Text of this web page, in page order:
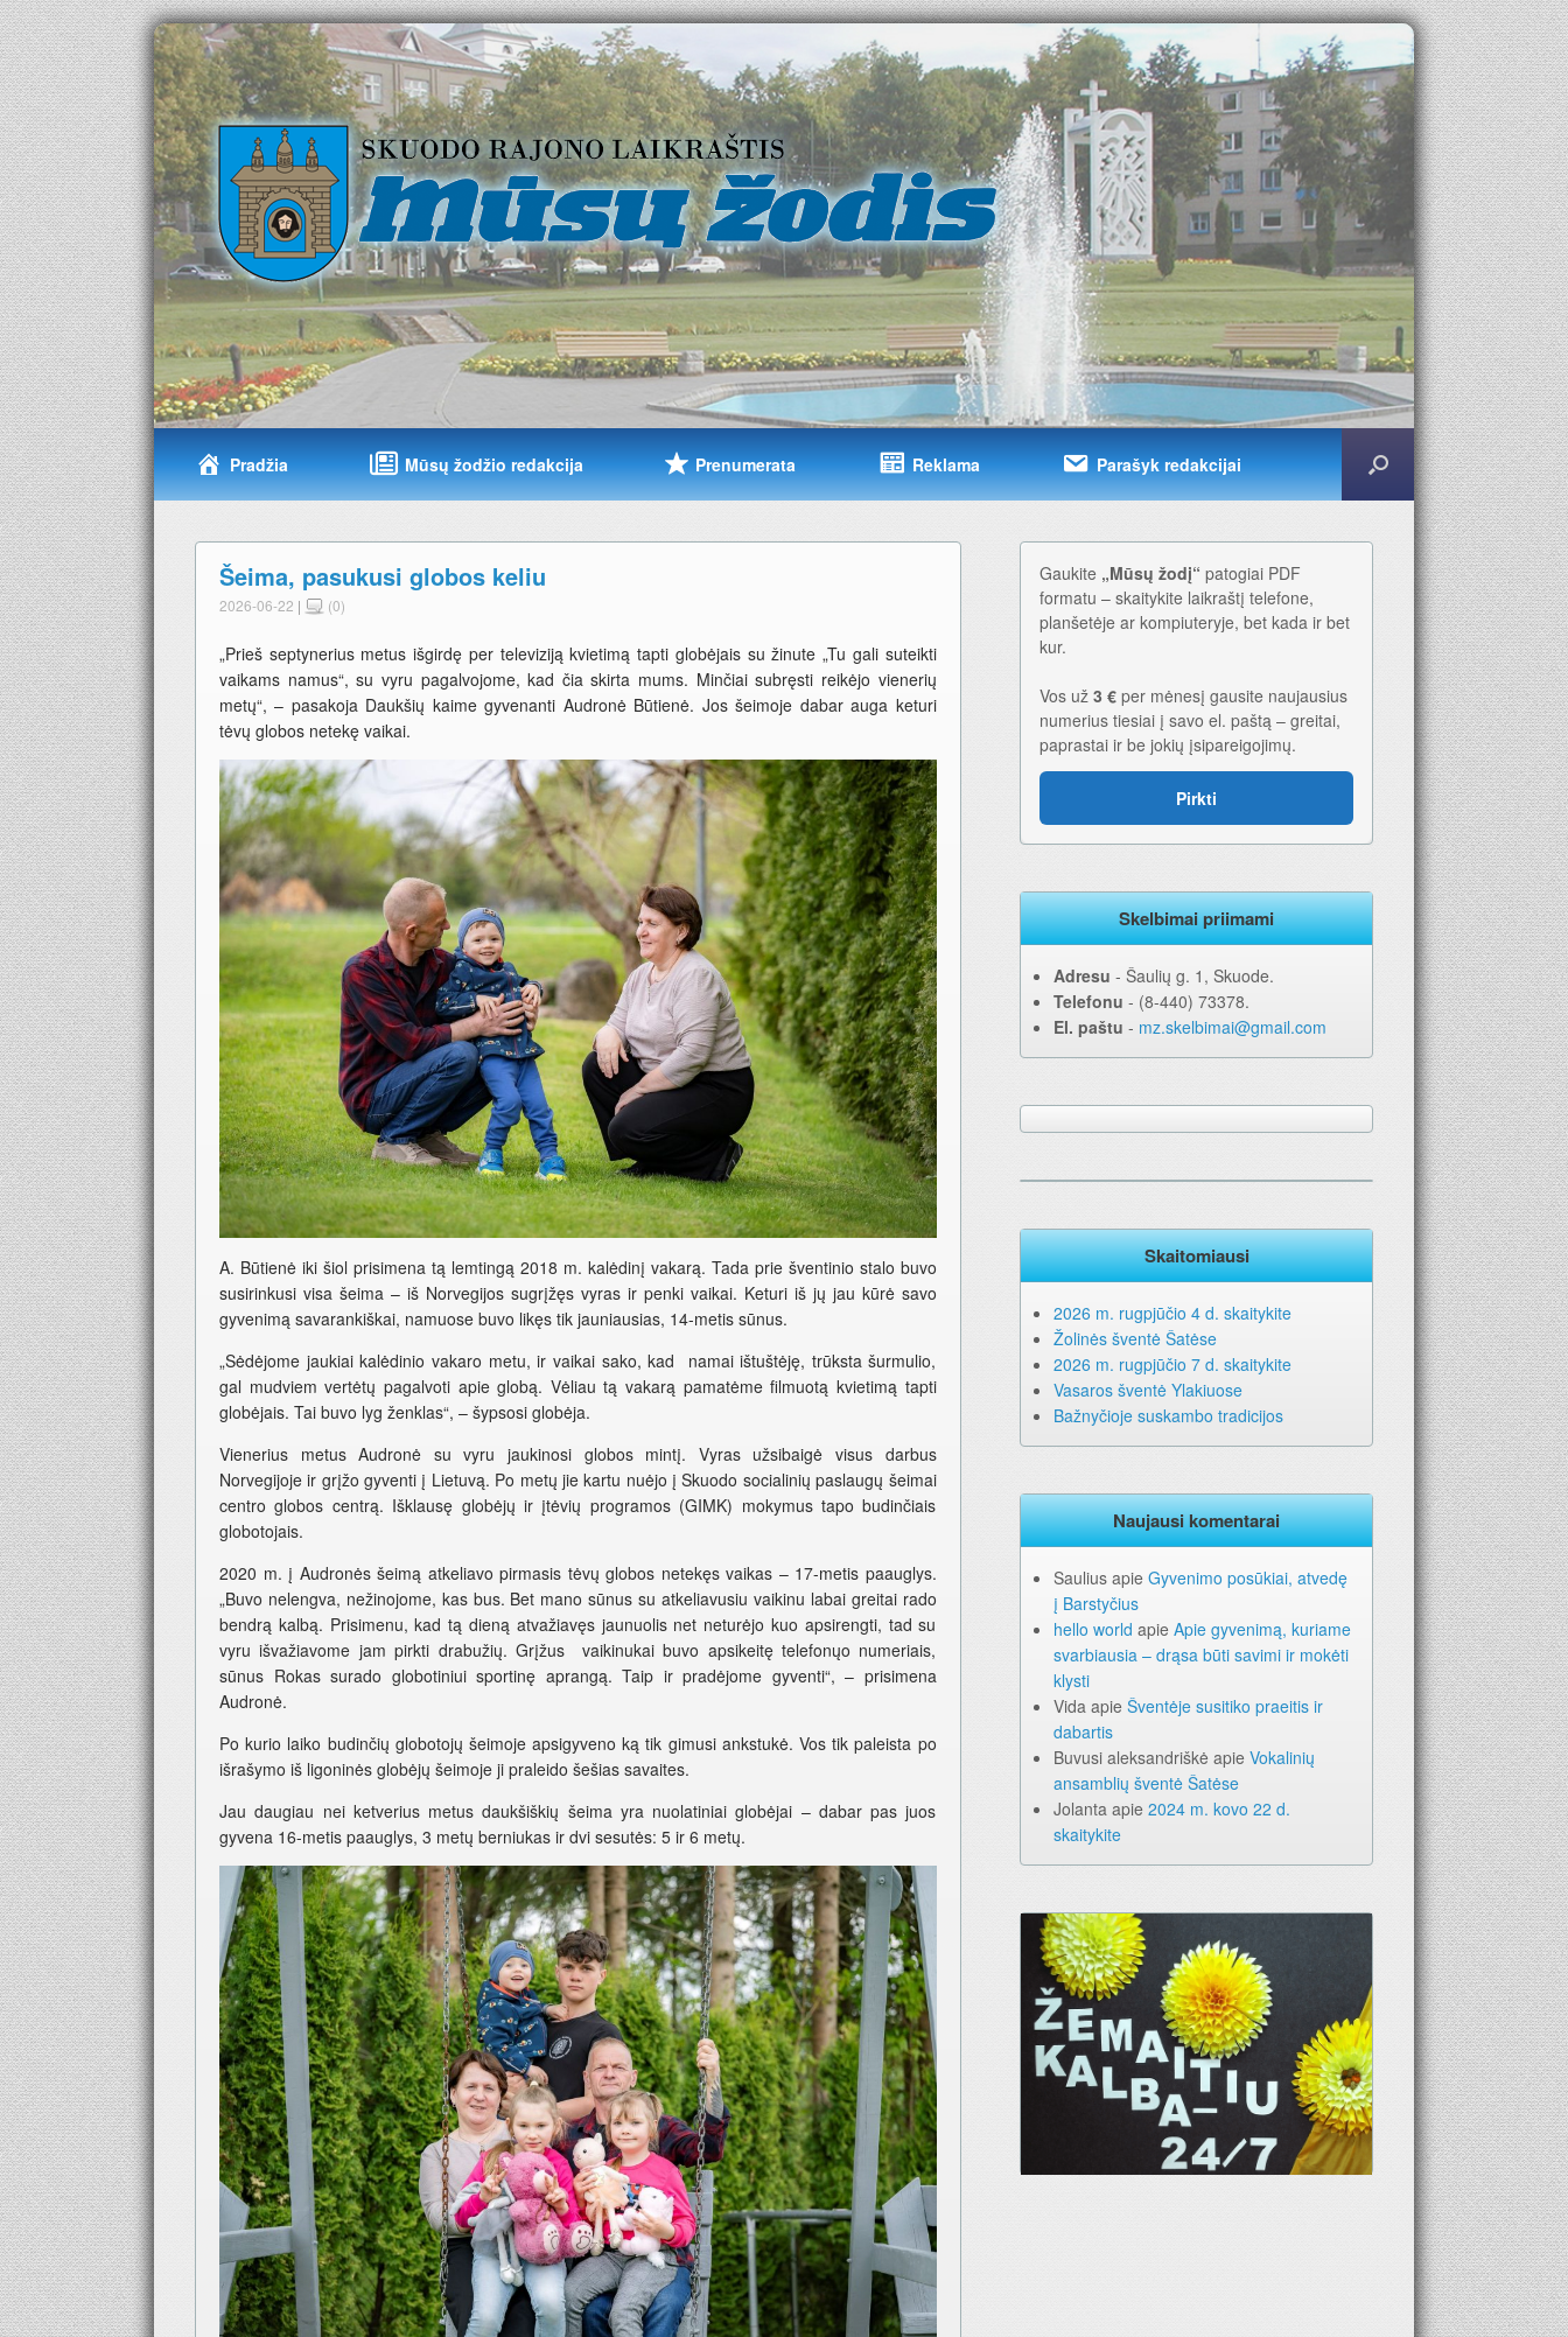
Pradžia Mūsų žodžio redakcija Prenumerata Reklama Parašyk redakcijai
Šeima, pasukusi globos keliu
2026-06-22 | (0)
„Prieš septynerius metus išgirdę per televiziją kvietimą tapti globėjais su žinute „Tu gali suteikti
vaikams namus“, su vyru pagalvojome, kad čia skirta mums. Minčiai subręsti reikėjo vienerių
metų“, – pasakoja Daukšių kaime gyvenanti Audronė Būtienė. Jos šeimoje dabar auga keturi
tėvų globos netekę vaikai.
A. Būtienė iki šiol prisimena tą lemtingą 2018 m. kalėdinį vakarą. Tada prie šventinio stalo buvo
susirinkusi visa šeima – iš Norvegijos sugrįžęs vyras ir penki vaikai. Keturi iš jų jau kūrė savo
gyvenimą savarankiškai, namuose buvo likęs tik jauniausias, 14-metis sūnus.
„Sėdėjome jaukiai kalėdinio vakaro metu, ir vaikai sako, kad namai ištuštėję, trūksta šurmulio,
gal mudviem vertėtų pagalvoti apie globą. Vėliau tą vakarą pamatėme filmuotą kvietimą tapti
globėjais. Tai buvo lyg ženklas“, – šypsosi globėja.
Vienerius metus Audronė su vyru jaukinosi globos mintį. Vyras užsibaigė visus darbus
Norvegijoje ir grįžo gyventi į Lietuvą. Po metų jie kartu nuėjo į Skuodo socialinių paslaugų šeimai
centro globos centrą. Išklausę globėjų ir įtėvių programos (GIMK) mokymus tapo budinčiais
globotojais.
2020 m. į Audronės šeimą atkeliavo pirmasis tėvų globos netekęs vaikas – 17-metis paauglys.
„Buvo nelengva, nežinojome, kas bus. Bet mano sūnus su atkeliavusiu vaikinu labai greitai rado
bendrą kalbą. Prisimenu, kad tą dieną atvažiavęs jaunuolis net neturėjo kuo apsirengti, tad su
vyru išvažiavome jam pirkti drabužių. Grįžus vaikinukai buvo apsikeitę telefonųo numeriais,
sūnus Rokas surado globotiniui sportinę aprangą. Taip ir pradėjome gyventi“, – prisimena
Audronė.
Po kurio laiko budinčių globotojų šeimoje apsigyveno ką tik gimusi ankstukė. Vos tik paleista po
išrašymo iš ligoninės globėjų šeimoje ji praleido šešias savaites.
Jau daugiau nei ketverius metus daukšiškių šeima yra nuolatiniai globėjai – dabar pas juos
gyvena 16-metis paauglys, 3 metų berniukas ir dvi sesutės: 5 ir 6 metų.
Gaukite „Mūsų žodį“ patogiai PDF
formatu – skaitykite laikraštį telefone,
planšetėje ar kompiuteryje, bet kada ir bet
kur.
Vos už 3 € per mėnesį gausite naujausius
numerius tiesiai į savo el. paštą – greitai,
paprastai ir be jokių įsipareigojimų.
Pirkti
Skelbimai priimami
Adresu ‐ Šaulių g. 1, Skuode.
Telefonu ‐ (8-440) 73378.
El. paštu ‐ mz.skelbimai@gmail.com
Skaitomiausi
2026 m. rugpjūčio 4 d. skaitykite
Žolinės šventė Šatėse
2026 m. rugpjūčio 7 d. skaitykite
Vasaros šventė Ylakiuose
Bažnyčioje suskambo tradicijos
Naujausi komentarai
Saulius apie Gyvenimo posūkiai, atvedę
į Barstyčius
hello world apie Apie gyvenimą, kuriame
svarbiausia – drąsa būti savimi ir mokėti
klysti
Vida apie Šventėje susitiko praeitis ir
dabartis
Buvusi aleksandriškė apie Vokalinių
ansamblių šventė Šatėse
Jolanta apie 2024 m. kovo 22 d.
skaitykite